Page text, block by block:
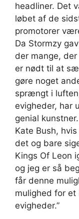
headliner. Det
løbet af de
promotorer
Da Stormzy
der mange, der
er nødt til at
gøre noget
sprængt i
evigheder, har
genial
Kate Bush,
det og bare
Kings Of Leon
og jeg er så
får denne
mulighed for
evigheder.”